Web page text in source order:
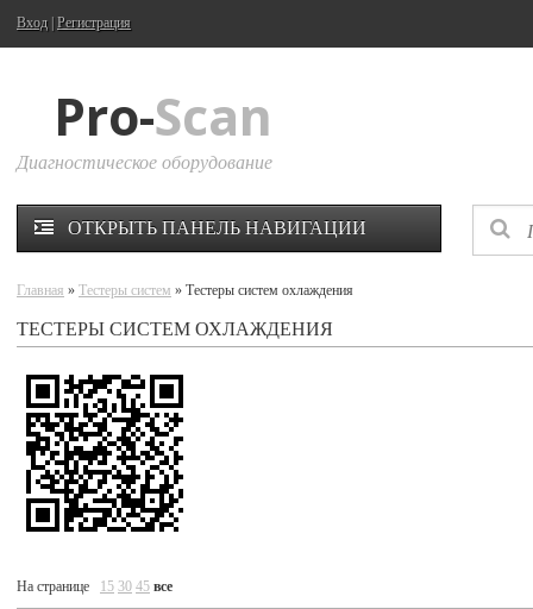
Вход Регистрация
Pro-Scan
Диагностическое оборудование
ОТКРЫТЬ ПАНЕЛЬ НАВИГАЦИИ
Главная » Тестеры систем » Тестеры систем охлаждения
ТЕСТЕРЫ СИСТЕМ ОХЛАЖДЕНИЯ
На странице 15 30 45 все